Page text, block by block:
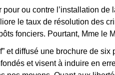
ou contre l’installation
le taux de résolution des
fonciers. Pourtant, Mme le
et diffusé une brochure de
et visent à induire en